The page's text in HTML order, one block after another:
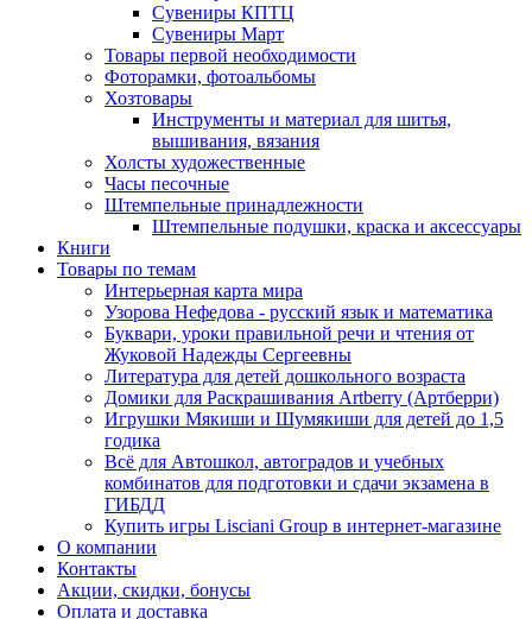
Сувениры КПТЦ
Сувениры Март
Товары первой необходимости
Фоторамки, фотоальбомы
Хозтовары
Инструменты и материал для шитья,
вышивания, вязания
Холсты художественные
Часы песочные
Штемпельные принадлежности
Штемпельные подушки, краска и аксессуары
Книги
Товары по темам
Интерьерная карта мира
Узорова Нефедова - русский язык и математика
Буквари, уроки правильной речи и чтения от
Жуковой Надежды Сергеевны
Литература для детей дошкольного возраста
Домики для Раскрашивания Artberry (Артберри)
Игрушки Мякиши и Шумякиши для детей до 1,5
годика
Всё для Автошкол, автоградов и учебных
комбинатов для подготовки и сдачи экзамена в
ГИБДД
Купить игры Lisciani Group в интернет-магазине
О компании
Контакты
Акции, скидки, бонусы
Оплата и доставка